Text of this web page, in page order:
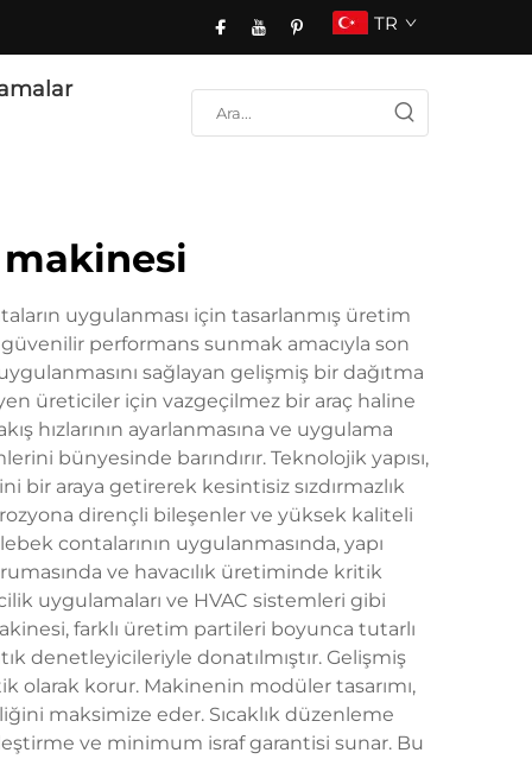
TR
makinesi
uygulanması için tasarlanmış üretim
performans sunmak amacıyla son
sağlayan gelişmiş bir dağıtma
üreticiler için vazgeçilmez bir araç haline
hızlarının ayarlanmasına ve uygulama
bünyesinde barındırır. Teknolojik yapısı,
bir araya getirerek kesintisiz sızdırmazlık
dirençli bileşenler ve yüksek kaliteli
contalarının uygulanmasında, yapı
ve havacılık üretiminde kritik
uygulamaları ve HVAC sistemleri gibi
farklı üretim partileri boyunca tutarlı
denetleyicileriyle donatılmıştır. Gelişmiş
olarak korur. Makinenin modüler tasarımı,
maksimize eder. Sıcaklık düzenleme
ve minimum israf garantisi sunar. Bu